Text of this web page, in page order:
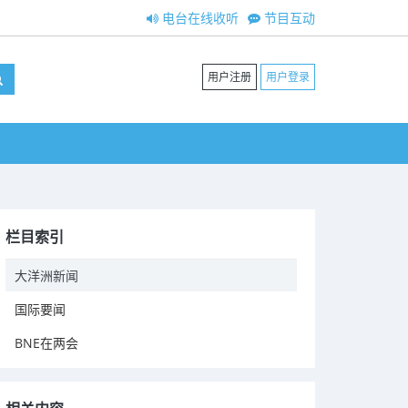
节目互动
电台在线收听
用户注册 用户登录
栏目索引
大洋洲新闻
国际要闻
BNE在两会